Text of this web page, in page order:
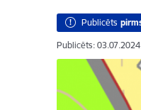
Publicēts
Publicēts: